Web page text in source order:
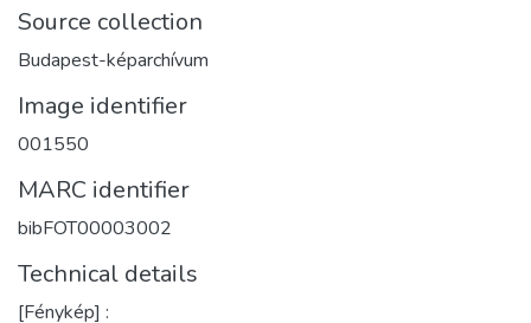
Source collection
Budapest-képarchívum
Image identifier
001550
MARC identifier
bibFOT00003002
Technical details
[Fénykép] :